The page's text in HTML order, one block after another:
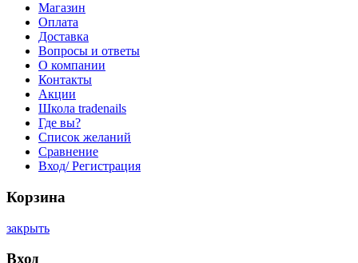
Магазин
Оплата
Доставка
Вопросы и ответы
О компании
Контакты
Акции
Школа tradenails
Где вы?
Список желаний
Сравнение
Вход/ Регистрация
Корзина
закрыть
Вход